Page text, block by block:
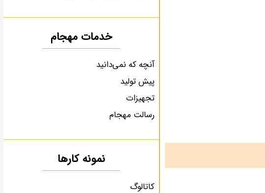
خدمات مهجام
آنچه که نمی‌دانید
پیش تولید
تجهیزات
رسالت مهجام
نمونه کارها
کاتالوگ